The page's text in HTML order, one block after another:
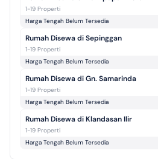
1-19 Properti
Harga Tengah Belum Tersedia
Rumah Disewa di Sepinggan
1-19 Properti
Harga Tengah Belum Tersedia
Rumah Disewa di Gn. Samarinda
1-19 Properti
Harga Tengah Belum Tersedia
Rumah Disewa di Klandasan Ilir
1-19 Properti
Harga Tengah Belum Tersedia